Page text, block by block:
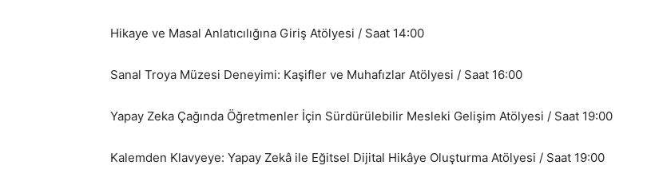
Hikaye ve Masal Anlatıcılığına Giriş Atölyesi / Saat 14:00
Sanal Troya Müzesi Deneyimi: Kaşifler ve Muhafızlar Atölyesi / Saat 16:00
Yapay Zeka Çağında Öğretmenler İçin Sürdürülebilir Mesleki Gelişim Atölyesi / Saat 19:00
Kalemden Klavyeye: Yapay Zekâ ile Eğitsel Dijital Hikâye Oluşturma Atölyesi / Saat 19:00